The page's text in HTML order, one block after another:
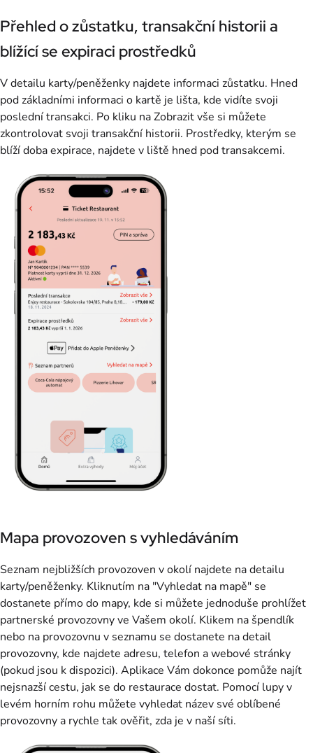
Přehled o zůstatku, transakční historii a
blížící se expiraci prostředků
V detailu karty/peněženky najdete informaci zůstatku. Hned
pod základními informaci o kartě je lišta, kde vidíte svoji
poslední transakci. Po kliku na Zobrazit vše si můžete
zkontrolovat svoji transakční historii. Prostředky, kterým se
blíží doba expirace, najdete v liště hned pod transakcemi.
Mapa provozoven s vyhledáváním
Seznam nejbližších provozoven v okolí najdete na detailu
karty/peněženky. Kliknutím na "Vyhledat na mapě" se
dostanete přímo do mapy, kde si můžete jednoduše prohlížet
partnerské provozovny ve Vašem okolí. Klikem na špendlík
nebo na provozovnu v seznamu se dostanete na detail
provozovny, kde najdete adresu, telefon a webové stránky
(pokud jsou k dispozici). Aplikace Vám dokonce pomůže najít
nejsnazší cestu, jak se do restaurace dostat. Pomocí lupy v
levém horním rohu můžete vyhledat název své oblíbené
provozovny a rychle tak ověřit, zda je v naší síti.